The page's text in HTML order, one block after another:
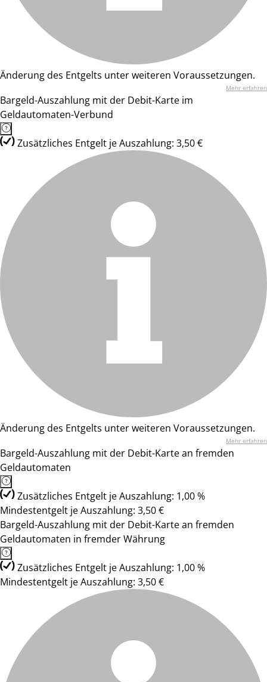
Änderung des Entgelts unter weiteren Voraussetzungen.
Mehr erfahren
Bargeld-Auszahlung mit der Debit-Karte im
Geldautomaten-Verbund
Zusätzliches Entgelt je Auszahlung: 3,50 €
Änderung des Entgelts unter weiteren Voraussetzungen.
Mehr erfahren
Bargeld-Auszahlung mit der Debit-Karte an fremden
Geldautomaten
Zusätzliches Entgelt je Auszahlung: 1,00 %
Mindestentgelt je Auszahlung: 3,50 €
Bargeld-Auszahlung mit der Debit-Karte an fremden
Geldautomaten in fremder Währung
Zusätzliches Entgelt je Auszahlung: 1,00 %
Mindestentgelt je Auszahlung: 3,50 €